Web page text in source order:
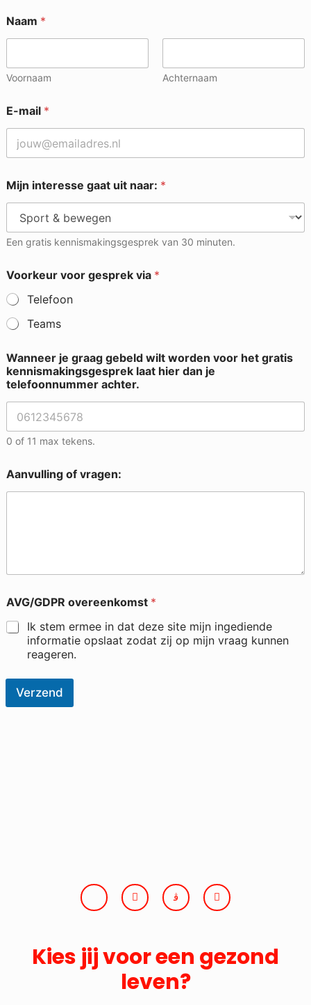
Naam *
Voornaam Achternaam
E-mail *
Mijn interesse gaat uit naar: *
Een gratis kennismakingsgesprek van 30 minuten.
Voorkeur voor gesprek via *
Telefoon
Teams
Wanneer je graag gebeld wilt worden voor het gratis
kennismakingsgesprek laat hier dan je
telefoonnummer achter.
0 of 11 max tekens.
Aanvulling of vragen:
AVG/GDPR overeenkomst *
Ik stem ermee in dat deze site mijn ingediende
informatie opslaat zodat zij op mijn vraag kunnen
reageren.
Verzend
Kies jij voor een gezond
leven?